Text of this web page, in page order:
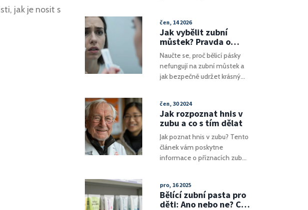
jak je nosit s
dělat. Zabraňte zánětům
dásní a ztrátě zubů.
čen, 14 2026
Jak vybělit zubní
můstek? Pravda o
bělicích páskách a
bezpečné alternativy
Naučte se, proč bělicí pásky
nefungují na zubní můstek a
jak bezpečně udržet krásný
možností výměny.
čen, 30 2024
Jak rozpoznat hnis v
zubu a co s tím dělat
Jak poznat hnis v zubu? Tento
článek vám poskytne
informace o příznacích zubní
nepříjemnostem a udržet
vaše zuby zdravé.
pro, 16 2025
Bělící zubní pasta pro
děti: Ano nebo ne? Co